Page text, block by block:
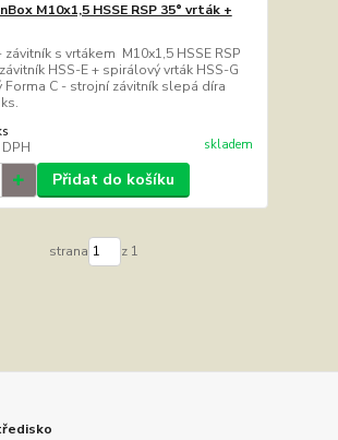
M10x1,5 HSSE RSP 35° vrták +
závitník s vrtákem M10x1,5 HSSE RSP
HSS-E + spirálový vrták HSS-G
Forma C - strojní závitník slepá díra
skladem
Přidat do košíku
strana z 1